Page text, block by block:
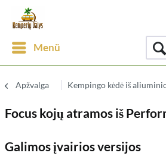
Menü
Apžvalga Kempingo kėdė iš
Focus kojų atramos iš
Galimos įvairios versijos